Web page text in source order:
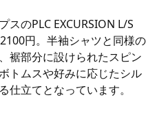
のPLC EXCURSION L/S
円。半袖シャツと同様の
裾部分に設けられたスピン
トムスや好みに応じたシル
仕立てとなっています。